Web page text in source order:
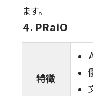
ます。
４. PRaiO
特徴